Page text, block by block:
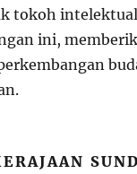
tokoh
ini,